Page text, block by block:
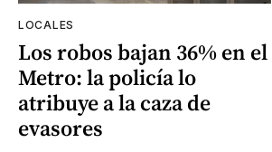
LOCALES
Los robos bajan 36% en el
Metro: la policía lo
atribuye a la caza de
evasores